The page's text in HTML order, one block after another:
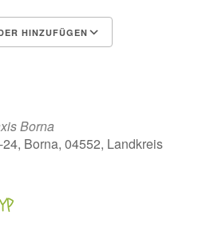
HINZUFÜGEN
Borna
Borna, 04552, Landkreis